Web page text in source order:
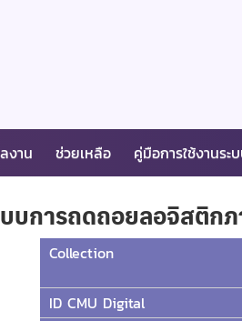
งาน ช่วยเหลือ คู่มือการใช้งานระ
บการถดถอยลอจิสติ
Collection
ID CMU Digital